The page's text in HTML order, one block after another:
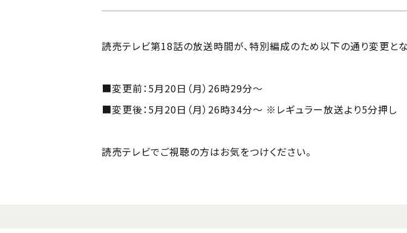
読売テレビ第18話の放送時間が、特別編成のため以下の通り変更とな
■変更前：5月20日（月）26時29分～
■変更後：5月20日（月）26時34分～ ※レギュラー放送より5分押し
読売テレビでご視聴の方はお気をつけください。